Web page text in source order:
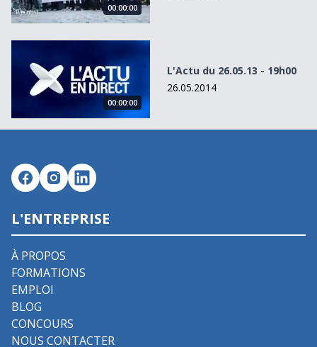
00:00:00
L&#039;Actu du 26.05.13 - 19h00
00:00:00
L'Actu du 26.05.13 - 19h00
26.05.2014
L'ENTREPRISE
À PROPOS
FORMATIONS
EMPLOI
BLOG
CONCOURS
NOUS CONTACTER